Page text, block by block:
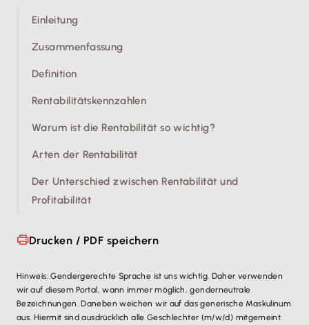
Einleitung
Zusammenfassung
Definition
Rentabilitätskennzahlen
Warum ist die Rentabilität so wichtig?
Arten der Rentabilität
Der Unterschied zwischen Rentabilität und
Profitabilität
Drucken / PDF speichern
Hinweis: Gendergerechte Sprache ist uns wichtig. Daher verwenden
wir auf diesem Portal, wann immer möglich, genderneutrale
Bezeichnungen. Daneben weichen wir auf das generische Maskulinum
aus. Hiermit sind ausdrücklich alle Geschlechter (m/w/d) mitgemeint.